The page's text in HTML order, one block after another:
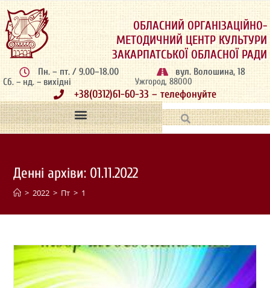
ОБЛАСНИЙ ОРГАНІЗАЦІЙНО-
МЕТОДИЧНИЙ ЦЕНТР КУЛЬТУРИ
ЗАКАРПАТСЬКОЇ ОБЛАСНОЇ РАДИ
Пн. – пт. / 9.00–18.00
Сб. – нд. – вихідні
вул. Волошина, 18
Ужгород, 88000
+38(0312)61-60-33 – телефонуйте
Денні архіви: 01.11.2022
> 2022 > Пт > 1